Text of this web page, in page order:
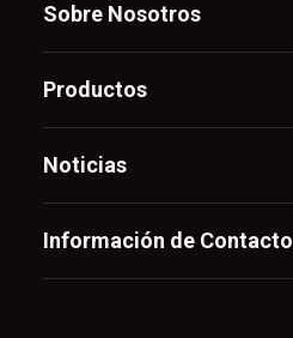
Sobre Nosotros
Productos
Noticias
Información de Contacto